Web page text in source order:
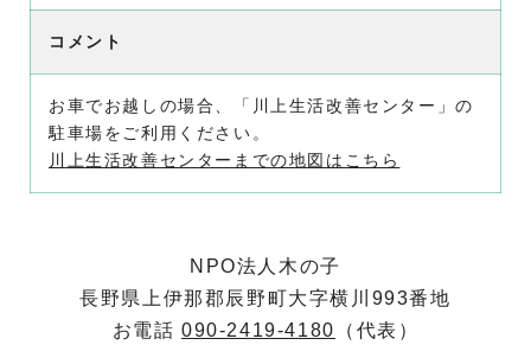
コメント
お車でお越しの場合、「川上生活改善センター」の
駐車場をご利用ください。
川上生活改善センターまでの地図はこちら
NPO法人木の子
長野県上伊那郡辰野町大字横川993番地
お電話090-2419-4180 （代表）